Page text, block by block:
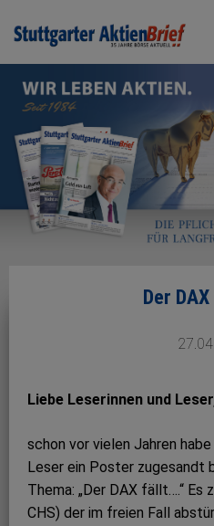
Der
Liebe Leserinnen und
schon vor vielen Jahren
Leser ein Poster zugesandt
Thema: „Der DAX fällt….“ Es
CHS) der im freien Fall